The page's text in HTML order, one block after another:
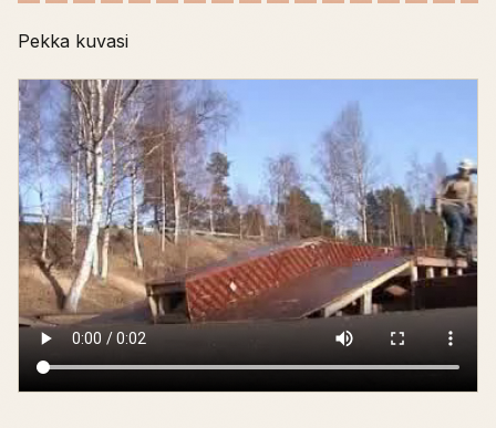
Pekka kuvasi